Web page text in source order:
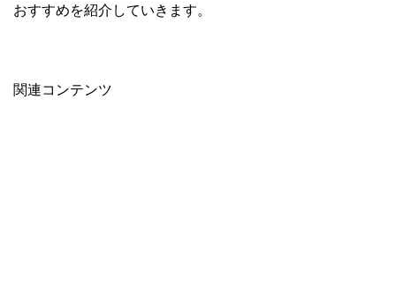
おすすめを紹介していきます。
関連コンテンツ